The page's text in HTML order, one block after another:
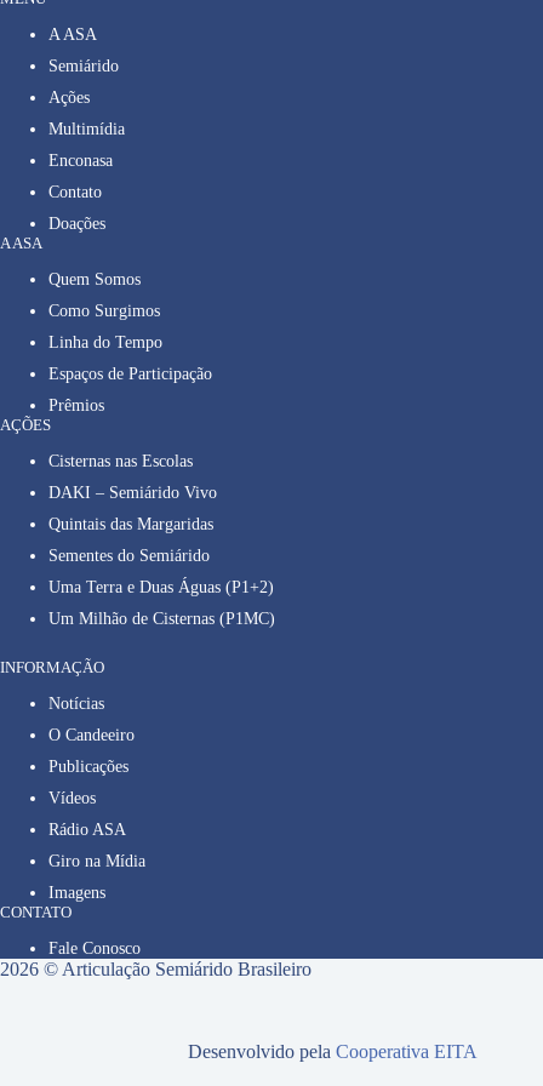
A ASA
Semiárido
Ações
Multimídia
Enconasa
Contato
Doações
A ASA
Quem Somos
Como Surgimos
Linha do Tempo
Espaços de Participação
Prêmios
AÇÕES
Cisternas nas Escolas
DAKI – Semiárido Vivo
Quintais das Margaridas
Sementes do Semiárido
Uma Terra e Duas Águas (P1+2)
Um Milhão de Cisternas (P1MC)
INFORMAÇÃO
Notícias
O Candeeiro
Publicações
Vídeos
Rádio ASA
Giro na Mídia
Imagens
CONTATO
Fale Conosco
2026 © Articulação Semiárido Brasileiro
Desenvolvido pelaCooperativa EITA